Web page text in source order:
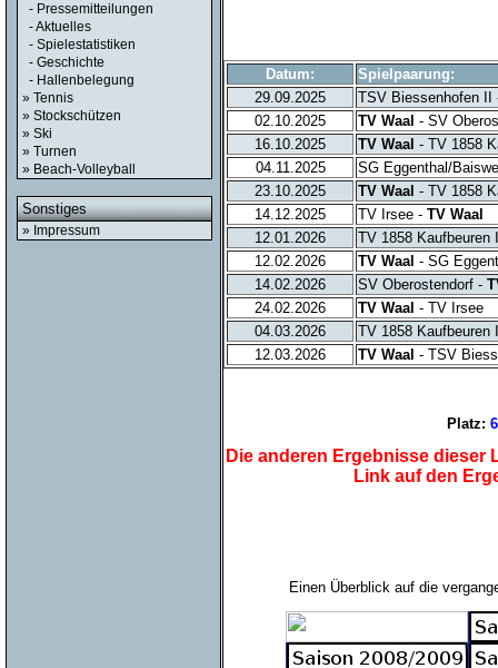
- Pressemitteilungen
- Aktuelles
- Spielestatistiken
- Geschichte
- Hallenbelegung
» Tennis
» Stockschützen
» Ski
» Turnen
» Beach-Volleyball
Sonstiges
» Impressum
Datum:
Spielpaarung:
29.09.2025
TSV Biessenhofen
02.10.2025
TV Waal - SV
16.10.2025
TV Waal - TV 1858
04.11.2025
SG Eggenthal/
23.10.2025
TV Waal - TV 1858
14.12.2025
TV Irsee - TV Waal
12.01.2026
TV 1858 Kaufbeuren
12.02.2026
TV Waal - SG
14.02.2026
SV Oberostendorf -
24.02.2026
TV Waal - TV Irsee
04.03.2026
TV 1858
12.03.2026
TV Waal - TSV
Platz:
Die anderen Ergebnisse dieser
Link auf den
Einen Überblick auf die